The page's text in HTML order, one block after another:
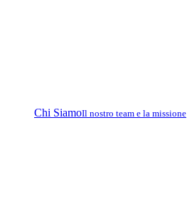
Chi SiamoIl nostro team e la missione